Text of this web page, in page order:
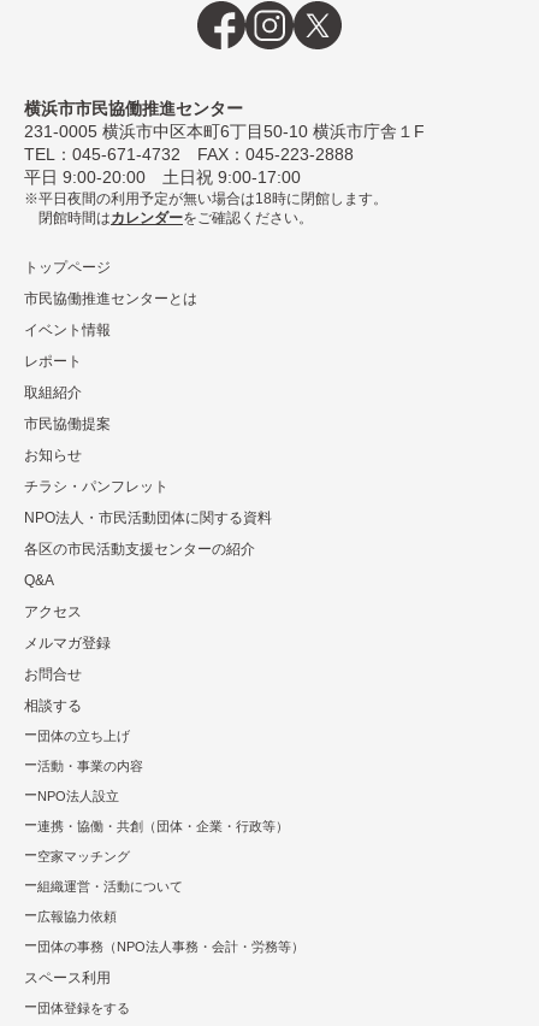
横浜市市民協働推進センター
231-0005 横浜市中区本町6丁⽬50-10 横浜市庁舎１F
TEL： 045-671-4732 FAX：045-223-2888
平⽇ 9:00-20:00 ⼟⽇祝 9:00-17:00
平日夜間の利用予定が無い場合は18時に閉館します。
閉館時間はカレンダーをご確認ください。
トップページ
市民協働推進センターとは
イベント情報
レポート
取組紹介
市⺠協働提案
お知らせ
チラシ・パンフレット
NPO法⼈・市⺠活動団体に関する資料
各区の市⺠活動⽀援センターの紹介
Q&A
アクセス
メルマガ登録
お問合せ
相談する
団体の立ち上げ
活動・事業の内容
NPO法⼈設⽴
連携・協働・共創（団体・企業・⾏政等）
空家マッチング
組織運営・活動について
広報協⼒依頼
団体の事務（NPO法人事務・会計・労務等）
スペース利用
団体登録をする